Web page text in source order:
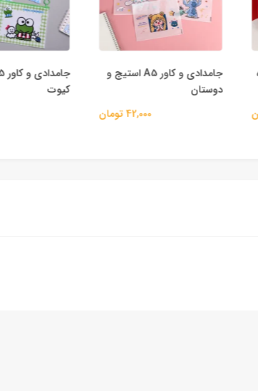
جامدادی و کاور A5 استیج و
دوستان
42,000 تومان
کیوت